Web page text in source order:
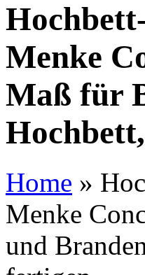
Menke
Maß für
Home »
Menke
und